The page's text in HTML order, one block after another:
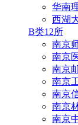
华南
西湖
B类12所
南京
南京
南京
南京
南京
南京
南京